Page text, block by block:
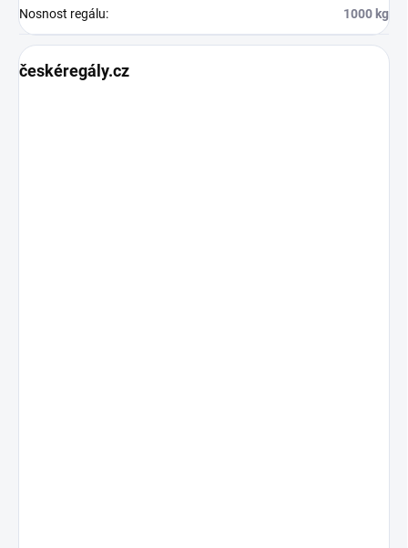
Nosnost regálu: 1000 kg
českéregály.cz